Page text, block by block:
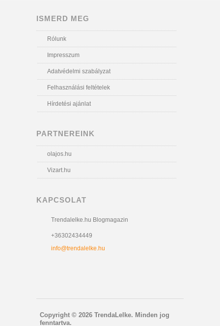
ISMERD MEG
Rólunk
Impresszum
Adatvédelmi szabályzat
Felhasználási feltételek
Hírdetési ajánlat
PARTNEREINK
olajos.hu
Vizart.hu
KAPCSOLAT
Trendalelke.hu Blogmagazin
+36302434449
info@trendalelke.hu
Copyright © 2026 TrendaLelke. Minden jog
fenntartva.